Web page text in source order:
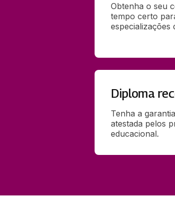
Obtenha o seu
tempo certo
especializações
Diploma
Tenha a
atestada pelos
educacional.